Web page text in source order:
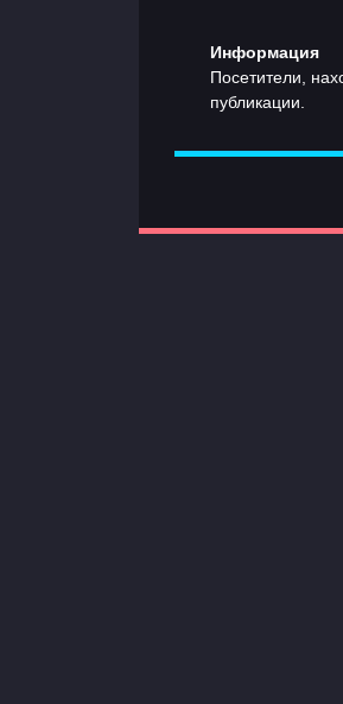
Информация
Посетители,
публикации.